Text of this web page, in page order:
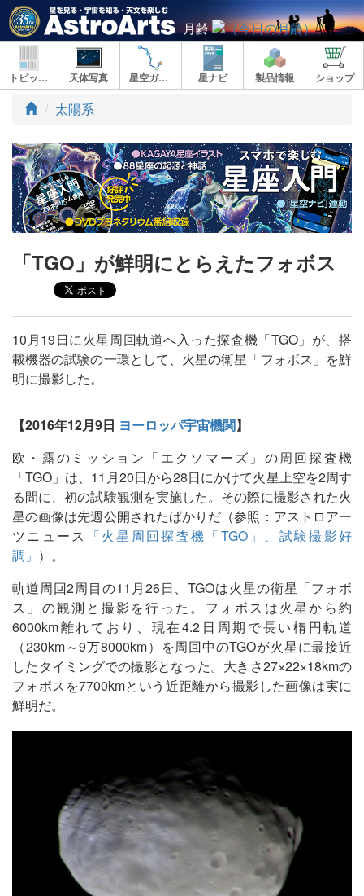
月齢
トピックス 天体写真 星空ガイド 星ナビ 製品情報 ショップ
ト
プ
太陽系
「TGO」が鮮明にとらえたフォボス
10月19日に火星周回軌道へ入った探査機「TGO」が、搭
載機器の試験の一環として、火星の衛星「フォボス」を鮮
明に撮影した。
【2016年12月9日 ヨーロッパ宇宙機関】
欧・露のミッション「エクソマーズ」の周回探査機
「TGO」は、11月20日から28日にかけて火星上空を2周す
る間に、初の試験観測を実施した。その際に撮影された火
星の画像は先週公開されたばかりだ（参照：アストロアー
ツニュース
「火星周回探査機「TGO」、試験撮影好
調」 ）。
軌道周回2周目の11月26日、TGOは火星の衛星「フォボ
ス」の観測と撮影を行った。フォボスは火星から約
6000km離れており、現在4.2日周期で長い楕円軌道
（230km～9万8000km）を周回中のTGOが火星に最接近
したタイミングでの撮影となった。大きさ27×22×18kmの
フォボスを7700kmという近距離から撮影した画像は実に
鮮明だ。